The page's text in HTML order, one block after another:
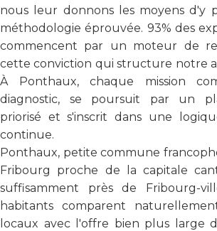
nous leur donnons les moyens d'y
méthodologie éprouvée. 93% des
commencent par un moteur de
cette conviction qui structure notre
À Ponthaux, chaque mission
diagnostic, se poursuit par un
priorisé et s'inscrit dans une
continue.
Ponthaux, petite commune
Fribourg proche de la capitale
suffisamment près de Fribourg-
habitants comparent
locaux avec l'offre bien plus large